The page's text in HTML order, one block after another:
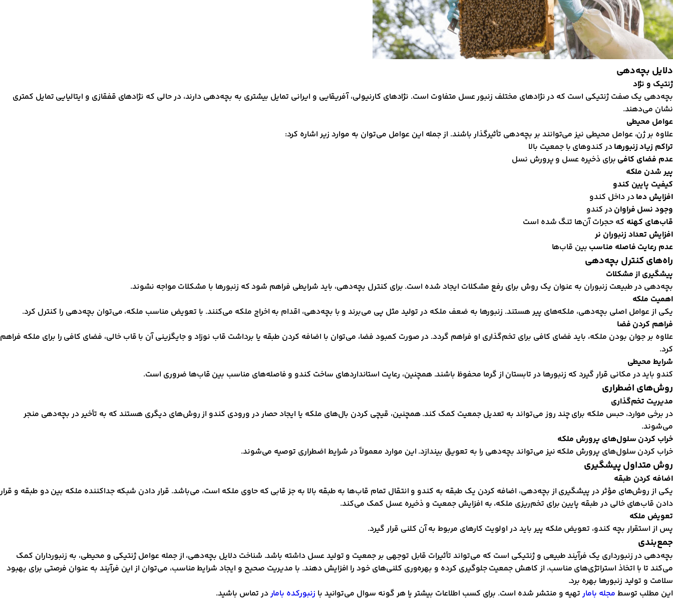
دلایل بچه‌دهی
ژنتیک و نژاد
بچه‌دهی یک صفت ژنتیکی است که در نژادهای مختلف زنبور عسل متفاوت است. نژادهای کارنیولی، آفریقایی و ایرانی تمایل بیشتری به بچه‌دهی دارند، در حالی که نژادهای قفقازی و ایتالیایی تمایل کمتری
نشان می‌دهند.
عوامل محیطی
علاوه بر ژن، عوامل محیطی نیز می‌توانند بر بچه‌دهی تأثیرگذار باشند. از جمله این عوامل می‌توان به موارد زیر اشاره کرد:
تراکم زیاد زنبورهادر کندوهای با جمعیت بالا
عدم فضای کافی برای ذخیره عسل و پرورش نسل
پیر شدن ملکه
کیفیت پایین کندو
افزایش دمادر داخل کندو
وجود نسل فراواندر کندو
قاب‌های کهنه که حجرات آن‌ها تنگ شده است
افزایش تعداد زنبوران نر
عدم رعایت فاصله مناسب بین قاب‌ها
راه‌های کنترل بچه‌دهی
پیشگیری از مشکلات
بچه‌دهی در طبیعت زنبوران به عنوان یک روش برای رفع مشکلات ایجاد شده است. برای کنترل بچه‌دهی، باید شرایطی فراهم شود که زنبورها با مشکلات مواجه نشوند.
اهمیت ملکه
یکی از عوامل اصلی بچه‌دهی، ملکه‌های پیر هستند. زنبورها به ضعف ملکه در تولید مثل پی می‌برند و با بچه‌دهی، اقدام به اخراج ملکه می‌کنند. با تعویض مناسب ملکه، می‌توان بچه‌دهی را کنترل کرد.
فراهم کردن فضا
علاوه بر جوان بودن ملکه، باید فضای کافی برای تخم‌گذاری او فراهم گردد. در صورت کمبود فضا، می‌توان با اضافه کردن طبقه یا برداشت قاب نوزاد و جایگزینی آن با قاب خالی، فضای کافی را برای ملکه فراهم
کرد.
شرایط محیطی
کندو باید در مکانی قرار گیرد که زنبورها در تابستان از گرما محفوظ باشند. همچنین، رعایت استانداردهای ساخت کندو و فاصله‌های مناسب بین قاب‌ها ضروری است.
روش‌های اضطراری
مدیریت تخم‌گذاری
در برخی موارد، حبس ملکه برای چند روز می‌تواند به تعدیل جمعیت کمک کند. همچنین، قیچی کردن بال‌های ملکه یا ایجاد حصار در ورودی کندو از روش‌های دیگری هستند که به تأخیر در بچه‌دهی منجر
می‌شوند.
خراب کردن سلول‌های پرورش ملکه
خراب کردن سلول‌های پرورش ملکه نیز می‌تواند بچه‌دهی را به تعویق بیندازد. این موارد معمولاً در شرایط اضطراری توصیه می‌شوند.
روش متداول پیشگیری
اضافه کردن طبقه
یکی از روش‌های مؤثر در پیشگیری از بچه‌دهی، اضافه کردن یک طبقه به کندو و انتقال تمام قاب‌ها به طبقه بالا به جز قابی که حاوی ملکه است، می‌باشد. قرار دادن شبکه جداکننده ملکه بین دو طبقه و قرار
دادن قاب‌های خالی در طبقه پایین برای تخم‌ریزی ملکه، به افزایش جمعیت و ذخیره عسل کمک می‌کند.
تعویض ملکه
پس از استقرار بچه کندو، تعویض ملکه پیر باید در اولویت کارهای مربوط به آن کلنی قرار گیرد.
جمع‌بندی
بچه‌دهی در زنبورداری یک فرآیند طبیعی و ژنتیکی است که می‌تواند تأثیرات قابل توجهی بر جمعیت و تولید عسل داشته باشد. شناخت دلایل بچه‌دهی، از جمله عوامل ژنتیکی و محیطی، به زنبورداران کمک
می‌کند تا با اتخاذ استراتژی‌های مناسب، از کاهش جمعیت جلوگیری کرده و بهره‌وری کلنی‌های خود را افزایش دهند. با مدیریت صحیح و ایجاد شرایط مناسب، می‌توان از این فرآیند به عنوان فرصتی برای بهبود
سلامت و تولید زنبورها بهره برد.
این مطلب توسط مجله بامارتهیه و منتشر شده است. برای کسب اطلاعات بیشتر یا هر گونه سوال می‌توانید با زنبورکده باماردر تماس باشید.